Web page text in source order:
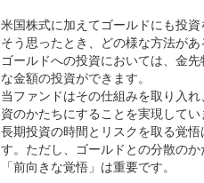
米国株式に加えてゴールドにも投
そう思ったとき、どの様な方法があ
ゴールドへの投資においては、金
な金額の投資ができます。
当ファンドはその仕組みを取り入
資のかたちにすることを実現してい
長期投資の時間とリスクを取る覚
す。ただし、ゴールドとの分散の
「前向きな覚悟」は重要です。